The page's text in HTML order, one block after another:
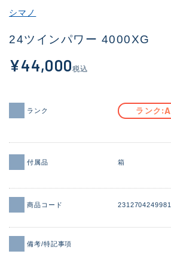
新商品(2097)
価格
シマノ
24ツインパワー 4000XG
¥44,000税込
ランク ランク A
付属品 箱
商品コード 2312704249981
備考/特記事項